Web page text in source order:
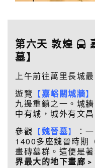
第六天 敦煌
墓】
上午前往萬里長城
遊覽 【嘉峪關城牆】
九邊重鎮之一。城
中有城，城外有文
參觀 【魏晉墓】
：
1400多座魏晉時期
畫磚墓群。這便是
界最大的地下畫廊﹥